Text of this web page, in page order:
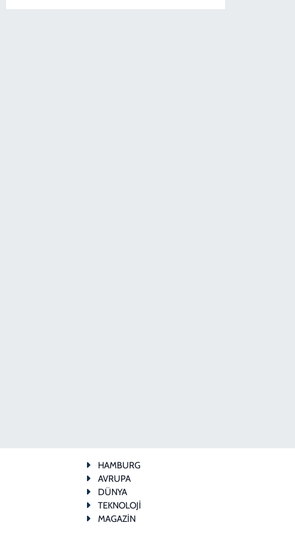
HAMBURG
AVRUPA
DÜNYA
TEKNOLOJİ
MAGAZİN